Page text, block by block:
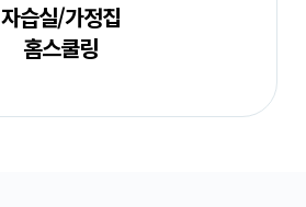
자습실/가정집
홈스쿨링